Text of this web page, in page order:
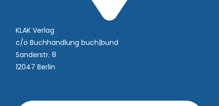
KLAK Verlag
c/o Buchhandlung buch|bund
Sanderstr. 8
12047 Berlin